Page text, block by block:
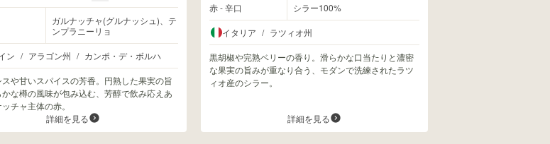
ガルナッチャ(グルナッシュ)、テ
ンプラニーリョ
ン / アラゴン州 / カンポ・デ・ボルハ
や甘いスパイスの芳香。円熟した果実の旨
な樽の風味が包み込む、芳醇で飲み応えあ
チャ主体の赤。
詳細を見る
赤 - 辛口 シラー100%
イタリア / ラツィオ州
黒胡椒や完熟ベリーの香り。滑らかな口当たりと濃密
な果実の旨みが重なり合う、モダンで洗練されたラツ
ィオ産のシラー。
詳細を見る